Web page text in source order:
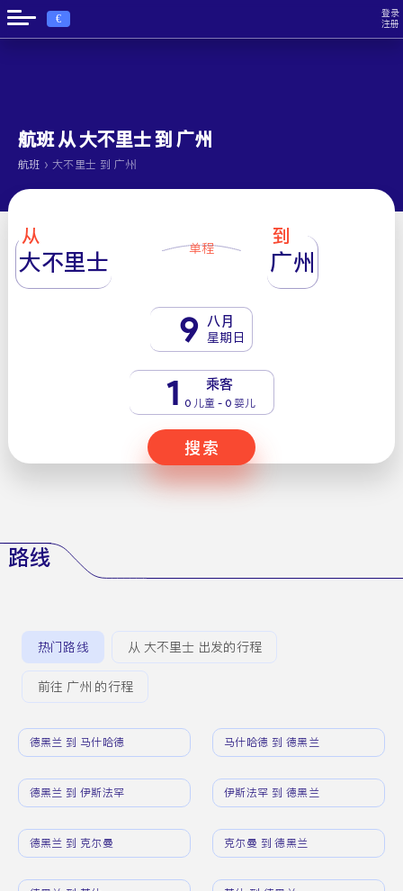
€
登录
注册
航班 从 大不里士 到 广州
航班 › 大不里士 到 广州
从
大不里士 单程
到
广州
9 八月
星期日
1 乘客
0 儿童 - 0 婴儿
搜索
路线
热门路线 从 大不里士 出发的行程
前往 广州 的行程
德黑兰 到 马什哈德 马什哈德 到 德黑兰
德黑兰 到 伊斯法罕 伊斯法罕 到 德黑兰
德黑兰 到 克尔曼 克尔曼 到 德黑兰